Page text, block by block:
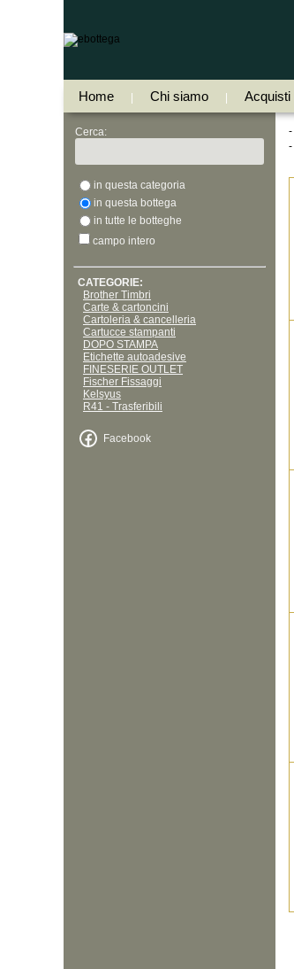
Home Chi siamo Acquisti
Cerca:
in questa categoria
in questa bottega
in tutte le botteghe
campo intero
CATEGORIE:
Brother Timbri
Carte & cartoncini
Cartoleria & cancelleria
Cartucce stampanti
DOPO STAMPA
Etichette autoadesive
FINESERIE OUTLET
Fischer Fissaggi
Kelsyus
R41 - Trasferibili
Facebook
-
-